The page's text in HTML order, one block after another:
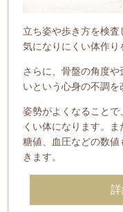
立ち姿や歩き方を検
気になりにくい体作り
さらに、骨盤の角度
いという心身の不調を
姿勢がよくなることで
くい体になります。
糖値、血圧などの数
きます。